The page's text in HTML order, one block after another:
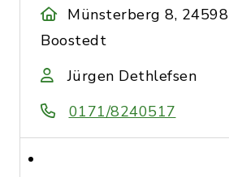
Münsterberg 8, 24598
Boostedt
Jürgen Dethlefsen
0171/8240517